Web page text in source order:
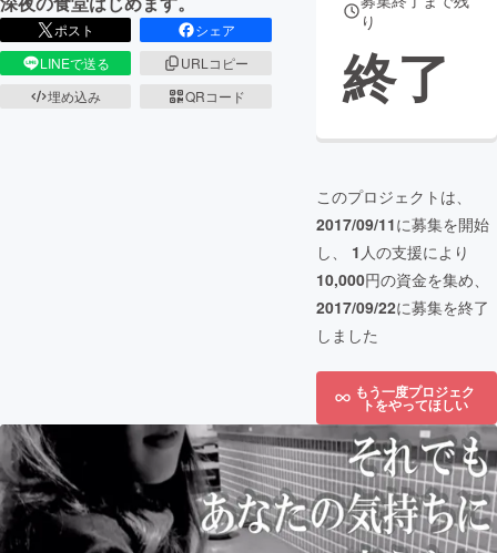
ポスト
シェア
LINEで送る
URLコピー
埋め込み
QRコード
り
終了
このプロジェクトは、
2017/09/11に募集を開始
し、 1 人の支援により
10,000円の資金を集め、
2017/09/22に募集を終了
しました
もう一度プロジェク
トをやってほしい